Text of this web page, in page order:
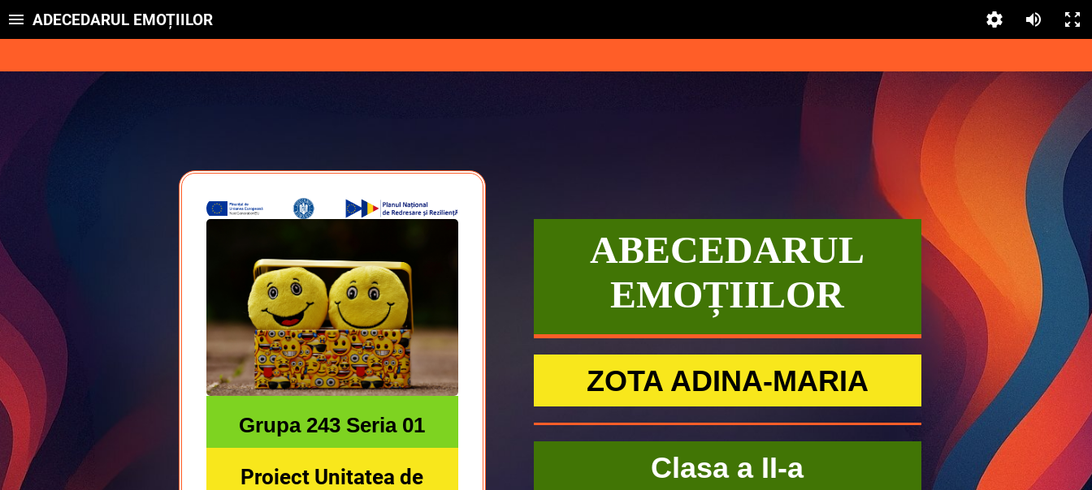
ADECEDARUL EMOȚIILOR
Grupa 243 Seria 01
Proiect Unitatea de
ABECEDARUL
EMOȚIILOR
ZOTA ADINA-MARIA
Clasa a II-a